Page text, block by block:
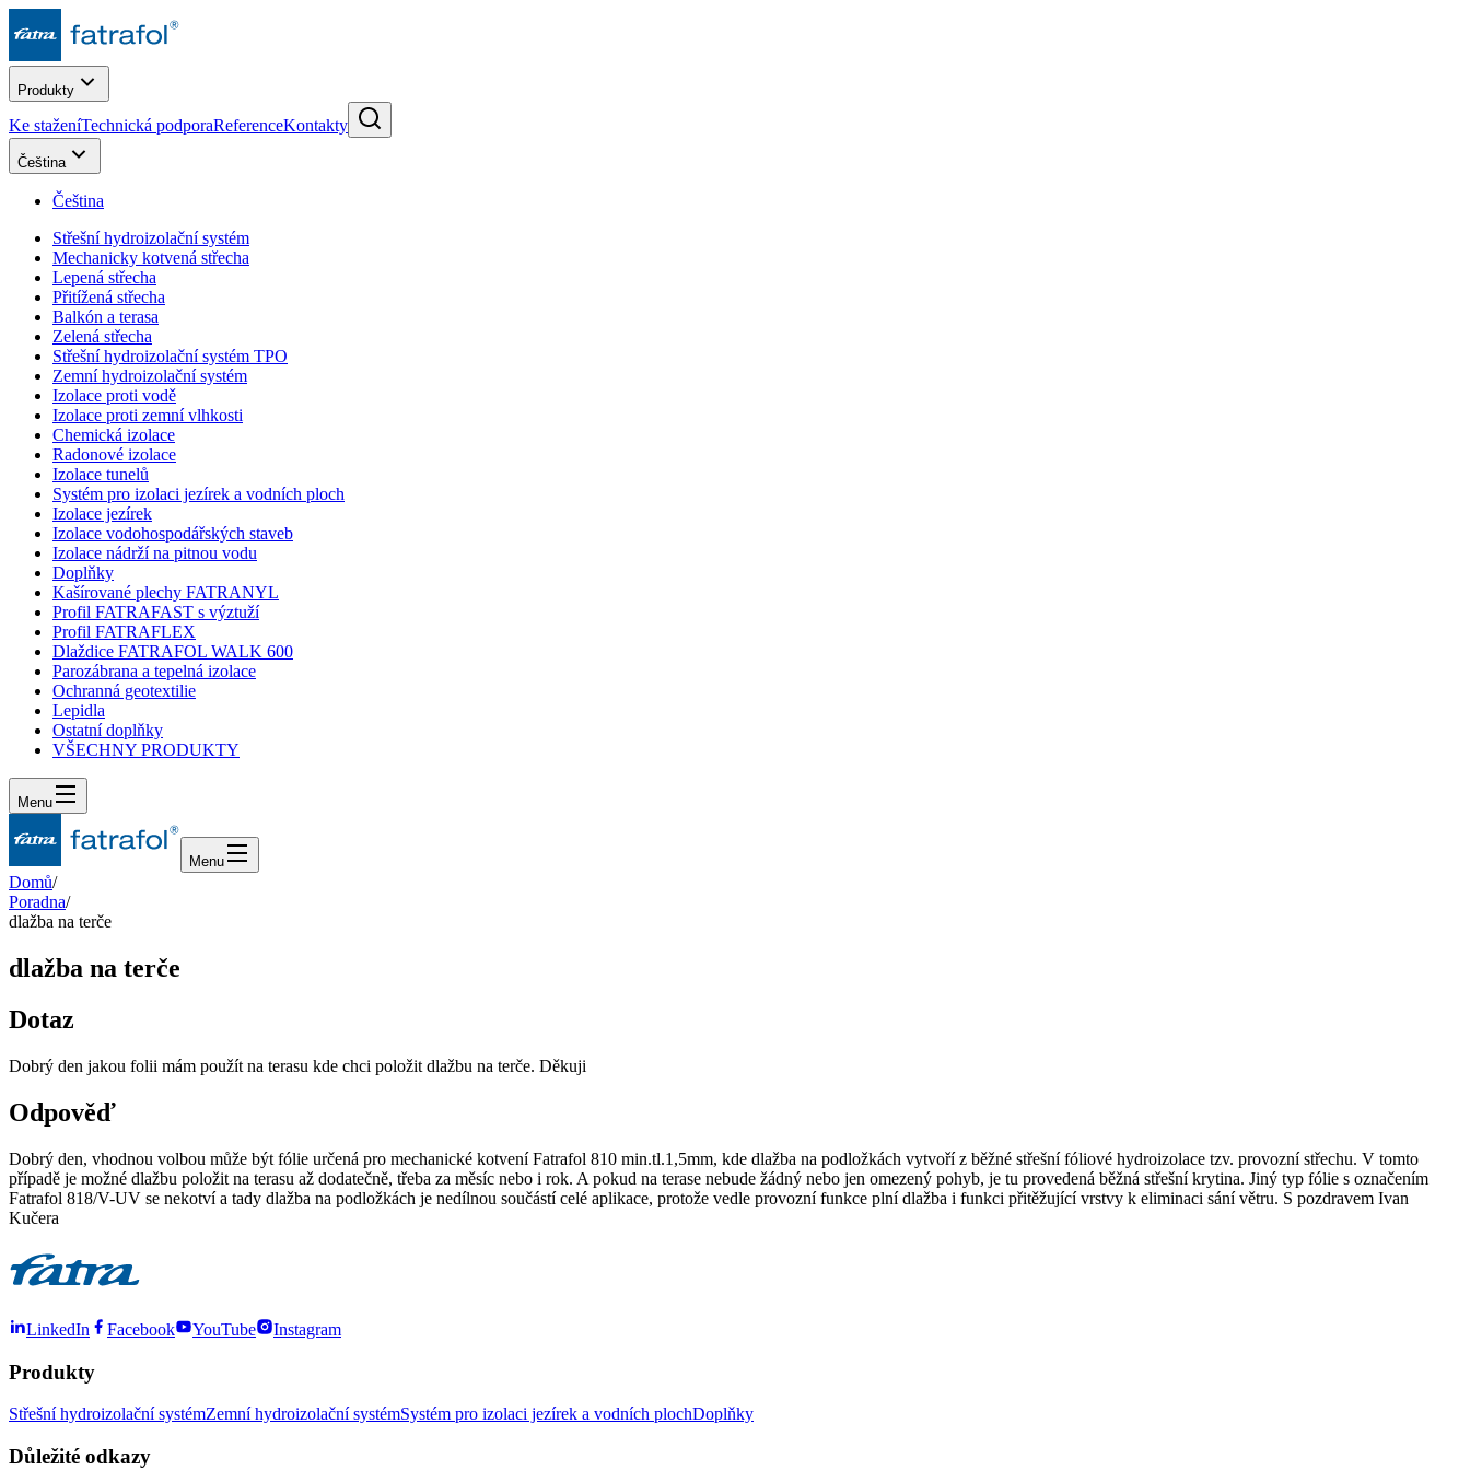
Produkty
Ke staženíTechnická podporaReferenceKontakty
Čeština
Čeština
Střešní hydroizolační systém
Mechanicky kotvená střecha
Lepená střecha
Přitížená střecha
Balkón a terasa
Zelená střecha
Střešní hydroizolační systém TPO
Zemní hydroizolační systém
Izolace proti vodě
Izolace proti zemní vlhkosti
Chemická izolace
Radonové izolace
Izolace tunelů
Systém pro izolaci jezírek a vodních ploch
Izolace jezírek
Izolace vodohospodářských staveb
Izolace nádrží na pitnou vodu
Doplňky
Kašírované plechy FATRANYL
Profil FATRAFAST s výztuží
Profil FATRAFLEX
Dlaždice FATRAFOL WALK 600
Parozábrana a tepelná izolace
Ochranná geotextilie
Lepidla
Ostatní doplňky
VŠECHNY PRODUKTY
Menu
Menu
Domů/
Poradna/
dlažba na terče
dlažba na terče
Dotaz
Dobrý den jakou folii mám použít na terasu kde chci položit dlažbu na terče. Děkuji
Odpověď
Dobrý den, vhodnou volbou může být fólie určená pro mechanické kotvení Fatrafol 810 min.tl.1,5mm, kde dlažba na podložkách vytvoří z běžné střešní fóliové hydroizolace tzv. provozní střechu. V tomto
případě je možné dlažbu položit na terasu až dodatečně, třeba za měsíc nebo i rok. A pokud na terase nebude žádný nebo jen omezený pohyb, je tu provedená běžná střešní krytina. Jiný typ fólie s označením
Fatrafol 818/V-UV se nekotví a tady dlažba na podložkách je nedílnou součástí celé aplikace, protože vedle provozní funkce plní dlažba i funkci přitěžující vrstvy k eliminaci sání větru. S pozdravem Ivan
Kučera
LinkedIn Facebook YouTube Instagram
Produkty
Střešní hydroizolační systémZemní hydroizolační systémSystém pro izolaci jezírek a vodních plochDoplňky
Důležité odkazy